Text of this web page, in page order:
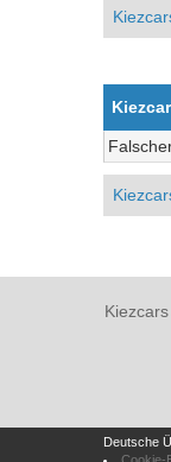
Kiezcars
Deutsche